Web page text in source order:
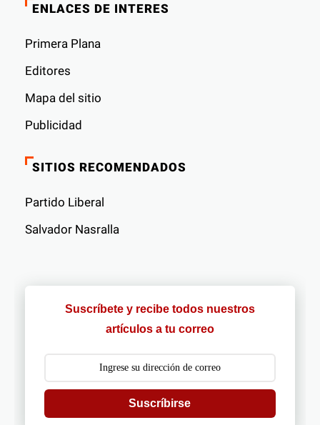
ENLACES DE INTERES
Primera Plana
Editores
Mapa del sitio
Publicidad
SITIOS RECOMENDADOS
Partido Liberal
Salvador Nasralla
Suscríbete y recibe todos nuestros
artículos a tu correo
Suscríbirse